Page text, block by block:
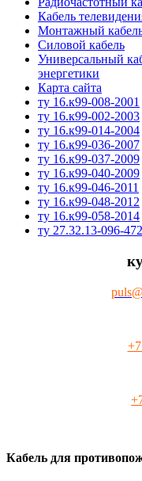
Кабель
Монтажный
Силовой кабель
Универсальный
энергетики
Карта сайта
ту 16.к99-008-2001
ту 16.к99-002-2003
ту 16.к99-014-2004
ту 16.к99-036-2007
ту 16.к99-037-2009
ту 16.к99-040-2009
ту 16.к99-046-2011
ту 16.к99-048-2012
ту 16.к99-058-2014
ту 27.32.13-096-
Кабель для